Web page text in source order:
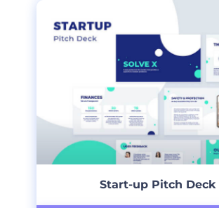
Start-up Pitch Deck